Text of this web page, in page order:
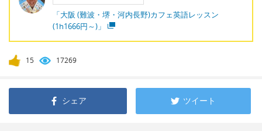
「大阪 (難波・堺・河内長野)カフェ英語レッスン
(1h1666円～)」
15 17269
シェア ツイート